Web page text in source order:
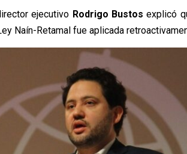
ejecutivo Rodrigo Bustos explicó
Naín-Retamal fue aplicada